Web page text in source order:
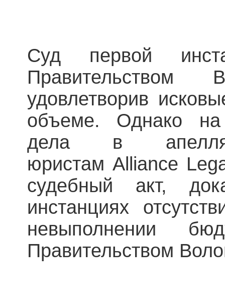
Суд первой
Правительством
удовлетворив
объеме. Однако на
дела в
юристам Alliance
судебный акт,
инстанциях
невыполнении
Правительством